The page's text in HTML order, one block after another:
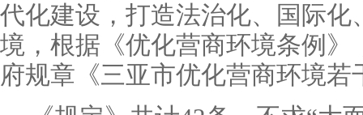
代化建设，打造法治化、国际化
境，根据《优化营商环境条例》
府规章《三亚市优化营商环境若